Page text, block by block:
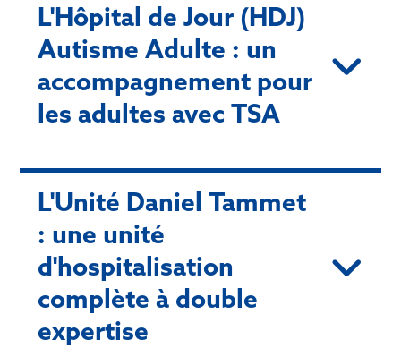
L'Hôpital de Jour (HDJ)
Autisme Adulte : un
accompagnement pour
les adultes avec TSA
L'Unité Daniel Tammet
: une unité
d'hospitalisation
complète à double
expertise